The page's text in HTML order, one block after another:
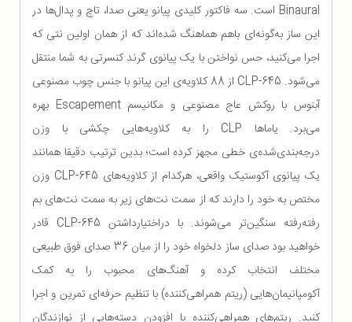
Binaural است. سه فاکتور کلیدی پیانو یعنی صدا، تاچ و پدال‌ها در
این ساز به‌گونه‌ای باهم هماهنگ شده‌اند که از همان اولین نتی که
اجرا می‌کنید، حس نواختن با یک پیانوی گرند کنسرتی به شما منتقل
می‌شود. CLP-645 از 88 کلاویه‌ی این پیانو با جنس چوب مصنوعی
آبنوس با روکش عاج مصنوعی و مکانیسم Escapement بهره
می‌برد. یاماها CLP را به کلاویه‌هایی چکشی با وزن
درجه‌بندی‌شده‌ی خطی مجهز کرده است؛ بدین ترتیب دقیقا همانند
یک پیانوی آکوستیک واقعی، هرکدام از کلاویه‌های CLP-645 وزن
مختص به خود را دارند که از سمت نت‌های زیر به سمت نت‌های بم
رفته‌رفته سنگین‌تر می‌شوند. با دراختیارداشتن CLP-645 قادر
خواهید بود صدای ساز دلخواه خود را از میان 36 صدای فوق طبیعی
مختلف انتخاب کرده و آهنگ‌های محبوب را به کمک
آکومپانیمان‌هایی (ریتم همراهی‌کننده) با تنظیم حرفه‌ای تمرین و اجرا
کنید. ریتم‌های همراهی‌کننده با افزودن دسته‌هایی از نوازندگان